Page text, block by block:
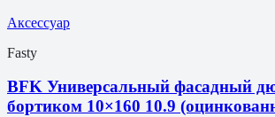
Аксессуар
Fasty
BFK Универсальный фасадный
бортиком 10×160 10.9